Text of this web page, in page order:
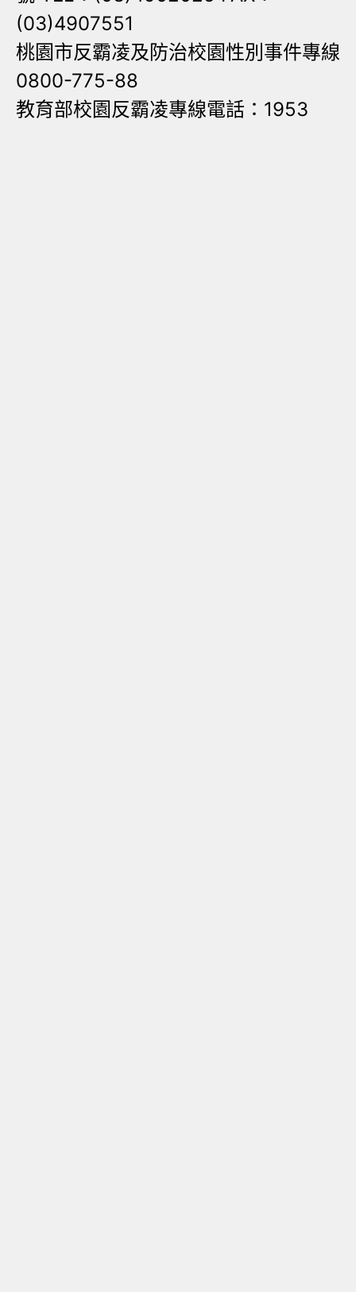
(03)4907551
桃園市反霸凌及防治校園性別事件專線
0800-775-88
教育部校園反霸凌專線電話：1953